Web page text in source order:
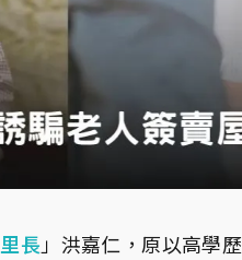
里長 」洪嘉仁，原以高學